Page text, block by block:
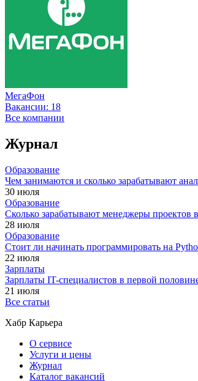
МегаФон
Вакансии: 18
Все компании
Журнал
Образование
Чем занимаются и сколько зарабатывают
30 июля
Образование
Сколько зарабатывают менеджеры проектов
28 июля
Образование
Стоит ли начинать программировать на
22 июля
Зарплаты
Зарплаты IT-специалистов в первой
21 июля
Все статьи
Хабр Карьера
О сервисе
Услуги и цены
Журнал
Каталог вакансий